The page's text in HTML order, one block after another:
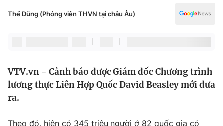
Pháp luật
Thế giới
Tin tức
Kinh tế
Công nghệ
Thế Dũng (Phóng viên THVN tại châu Âu)
VTV.vn - Cảnh báo được Giám đốc Chương trình
lương thực Liên Hợp Quốc David Beasley mới đưa
ra.
Theo đó, hiện có 345 triệu người ở 82 quốc gia có